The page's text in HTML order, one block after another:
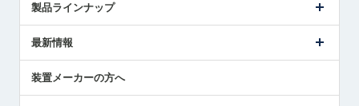
ごあいさつ
受賞履歴
採用情報
国/地域/言語
製品ラインナップ
ツールセッタ製品
エアマイクロセンサ製品
最新情報
メトロールの技術
装置メーカーの方へ